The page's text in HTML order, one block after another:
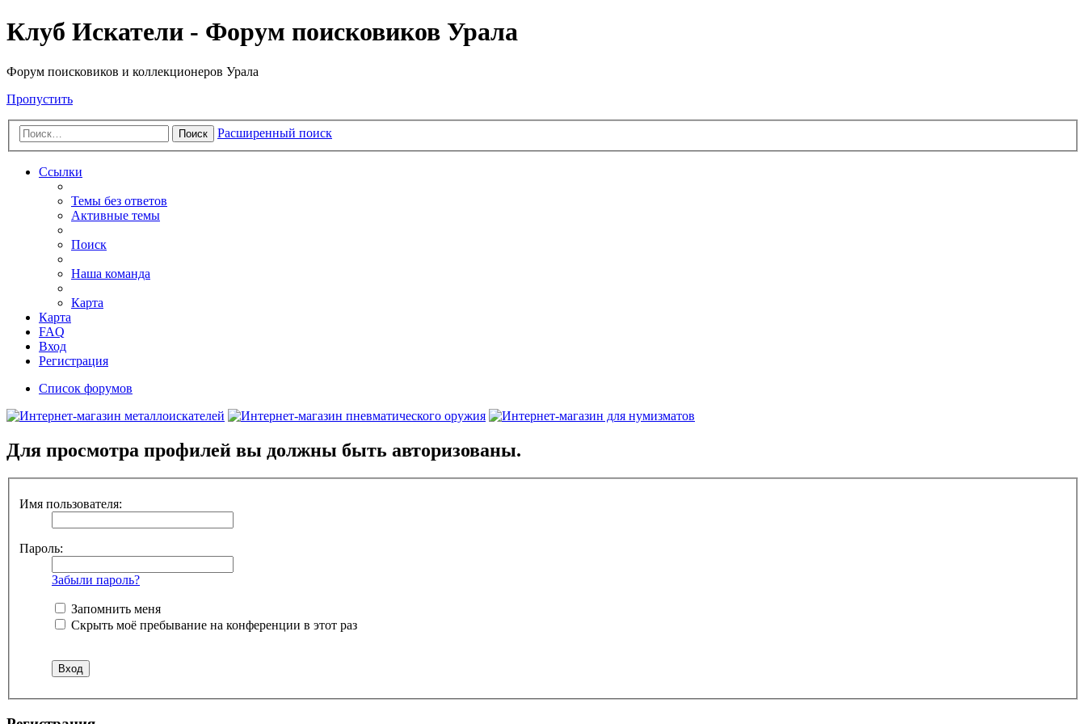
Клуб Искатели - Форум поисковиков Урала
Форум поисковиков и коллекционеров Урала
Пропустить
Поиск Расширенный поиск
Ссылки
Темы без ответов
Активные темы
Поиск
Наша команда
Карта
Карта
FAQ
Вход
Регистрация
Список форумов
Для просмотра профилей вы должны быть авторизованы.
Имя пользователя:
Пароль:
Забыли пароль?
Запомнить меня
Скрыть моё пребывание на конференции в этот раз